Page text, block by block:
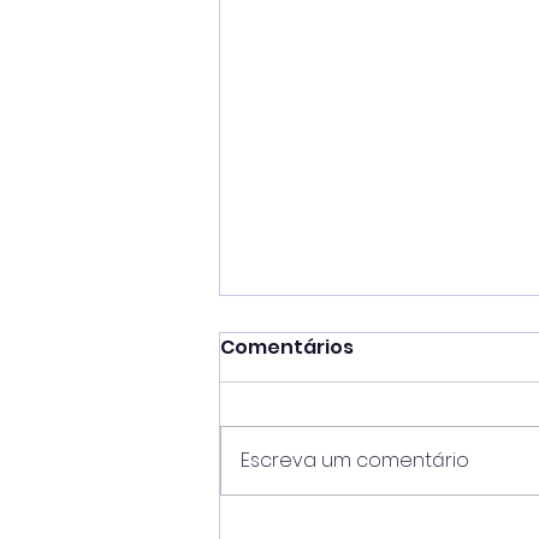
Comentários
Escreva um comentário